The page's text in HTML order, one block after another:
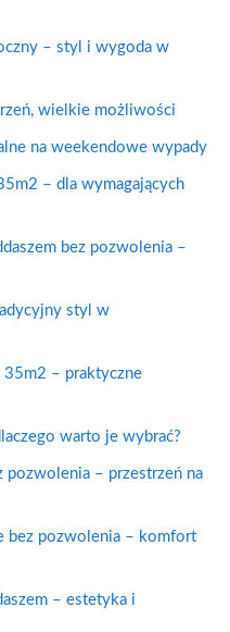
– styl i wygoda w
wielkie możliwości
na weekendowe wypady
– dla wymagających
bez pozwolenia –
styl w
35m2 – praktyczne
warto je wybrać?
pozwolenia – przestrzeń na
bez pozwolenia – komfort
– estetyka i